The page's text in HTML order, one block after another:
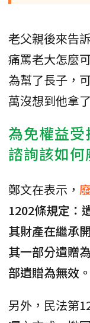
老父親後來告
痛罵老大怎麼
為幫了長子，
萬沒想到他拿
為免權益
諮詢該如何
鄭文在表示，
1202條規定：
其財產在繼承
其一部分遺贈
部遺贈為無效。
另外，民法第